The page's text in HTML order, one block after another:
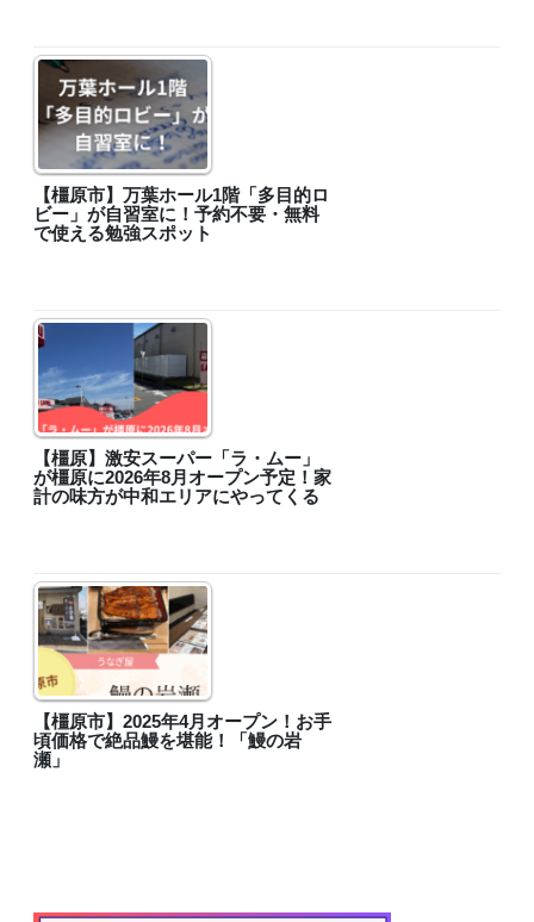
【橿原市】万葉ホール1階「多目的ロ
ビー」が自習室に！予約不要・無料
で使える勉強スポット
【橿原】激安スーパー「ラ・ムー」
が橿原に2026年8月オープン予定！家
計の味方が中和エリアにやってくる
【橿原市】2025年4月オープン！お手
頃価格で絶品鰻を堪能！「鰻の岩
瀬」